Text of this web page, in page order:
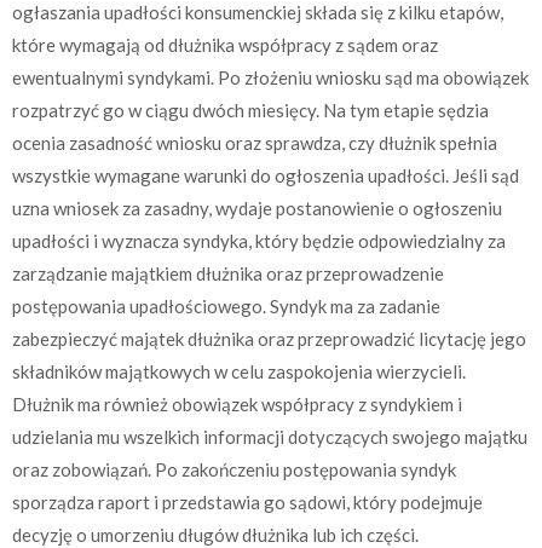
ogłaszania upadłości konsumenckiej składa się z kilku etapów,
które wymagają od dłużnika współpracy z sądem oraz
ewentualnymi syndykami. Po złożeniu wniosku sąd ma obowiązek
rozpatrzyć go w ciągu dwóch miesięcy. Na tym etapie sędzia
ocenia zasadność wniosku oraz sprawdza, czy dłużnik spełnia
wszystkie wymagane warunki do ogłoszenia upadłości. Jeśli sąd
uzna wniosek za zasadny, wydaje postanowienie o ogłoszeniu
upadłości i wyznacza syndyka, który będzie odpowiedzialny za
zarządzanie majątkiem dłużnika oraz przeprowadzenie
postępowania upadłościowego. Syndyk ma za zadanie
zabezpieczyć majątek dłużnika oraz przeprowadzić licytację jego
składników majątkowych w celu zaspokojenia wierzycieli.
Dłużnik ma również obowiązek współpracy z syndykiem i
udzielania mu wszelkich informacji dotyczących swojego majątku
oraz zobowiązań. Po zakończeniu postępowania syndyk
sporządza raport i przedstawia go sądowi, który podejmuje
decyzję o umorzeniu długów dłużnika lub ich części.